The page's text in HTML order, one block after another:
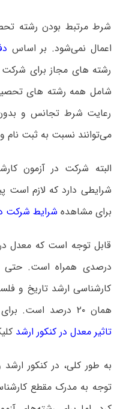
شرط مرتبط بودن رشته
اعمال نمی‌شود. بر اساس
رشته های مجاز برای شرکت
شامل همه رشته های
رعایت شرط تجانس و
می‌توانند نسبت به ثبت نام
البته شرکت در آزمون
شرایطی دارد که لازم است
برای مشاهده شرایط شرکت
درصدی همراه است. حتی
کارشناسی ارشد تاریخ و
همان ۲۰ درصد است. برای کسب اطلاعات بیشتر درخصوص
تاثیر معدل در کنکور ارشد
به طور کلی، در کنکور
توجه به مدرک مقطع